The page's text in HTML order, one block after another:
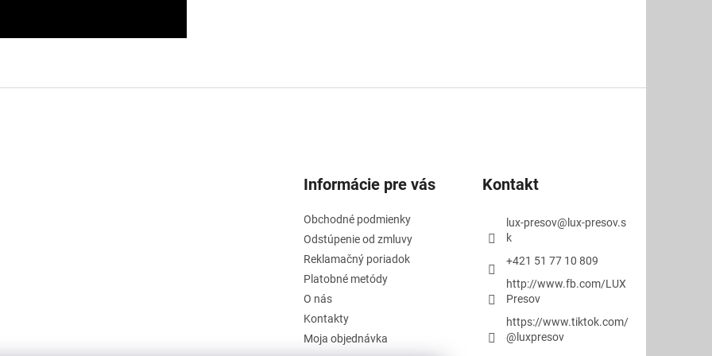
Informácie pre vás
Obchodné podmienky
Odstúpenie od zmluvy
Reklamačný poriadok
Platobné metódy
O nás
Kontakty
Moja objednávka
Kontakt
lux-presov@ lux-presov.s
k
+421 51 77 10 809
http://www.fb.com/LUX
Presov
https://www.tiktok.com/
@luxpresov